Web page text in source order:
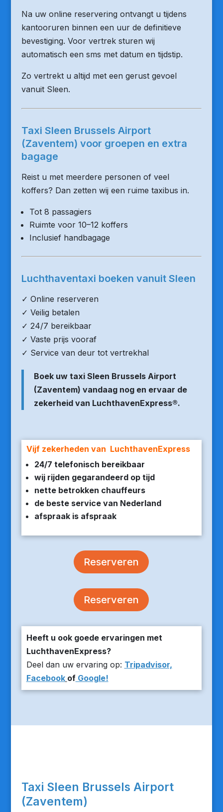
Na uw online reservering ontvangt u tijdens
kantooruren binnen een uur de definitieve
bevestiging. Voor vertrek sturen wij
automatisch een sms met datum en tijdstip.
Zo vertrekt u altijd met een gerust gevoel
vanuit Sleen.
Taxi Sleen Brussels Airport
(Zaventem) voor groepen en extra
bagage
Reist u met meerdere personen of veel
koffers? Dan zetten wij een ruime taxibus in.
Tot 8 passagiers
Ruimte voor 10–12 koffers
Inclusief handbagage
Luchthaventaxi boeken vanuit Sleen
✓ Online reserveren
✓ Veilig betalen
✓ 24/7 bereikbaar
✓ Vaste prijs vooraf
✓ Service van deur tot vertrekhal
Boek uw taxi Sleen Brussels Airport
(Zaventem) vandaag nog en ervaar de
zekerheid van LuchthavenExpress®.
Vijf zekerheden van LuchthavenExpress
24/7 telefonisch bereikbaar
wij rijden gegarandeerd op tijd
nette betrokken chauffeurs
de beste service van Nederland
afspraak is afspraak
Reserveren
Reserveren
Heeft u ook goede ervaringen met
LuchthavenExpress?
Deel dan uw ervaring op: Tripadvisor,
Facebook ofGoogle!
Taxi Sleen Brussels Airport
(Zaventem)